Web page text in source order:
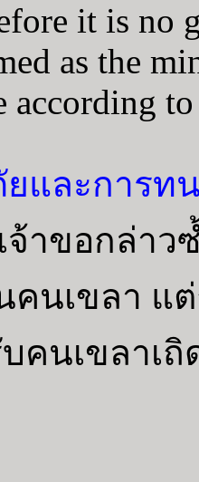
it is no
as the
according
และการท
จ้าขอกล่าว
คนเขลา แ
คนเขลาเถิ